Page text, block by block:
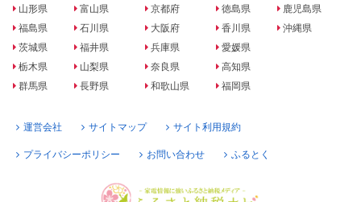
山形県
福島県
茨城県
栃木県
群馬県
富山県
石川県
福井県
山梨県
長野県
京都府
大阪府
兵庫県
奈良県
和歌山県
徳島県
香川県
愛媛県
高知県
福岡県
鹿児島県
沖縄県
運営会社 サイトマップ サイト利用規約
プライバシーポリシー お問い合わせ ふるとく